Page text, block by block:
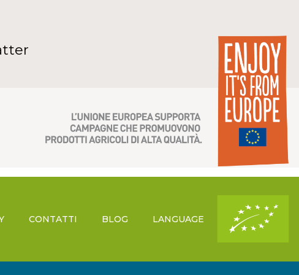
CONTATTI BLOG LANGUAGE